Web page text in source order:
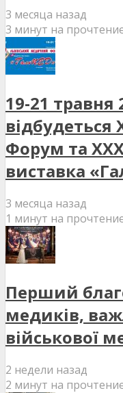
3 месяца назад
3 минут на
19-21 травня
Форум та
виставка
3 месяца назад
1 минут на
Перший
медиків,
військової
2 недели назад
2 минут на